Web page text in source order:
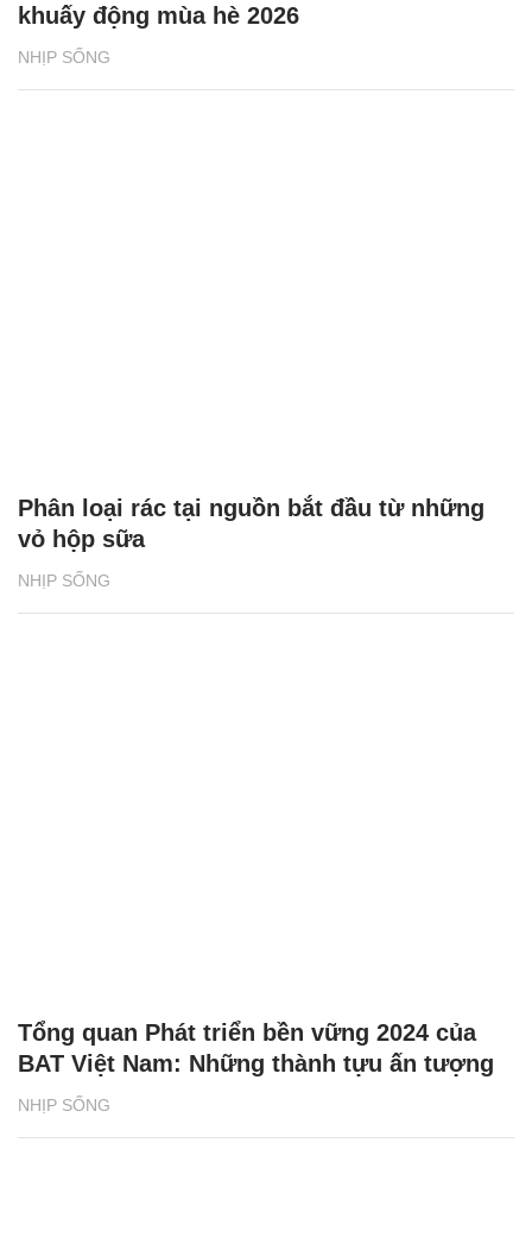
NHỊP SỐNG
khuấy động mùa hè 2026
NHỊP SỐNG
Phân loại rác tại nguồn bắt đầu từ những
vỏ hộp sữa
NHỊP SỐNG
Tổng quan Phát triển bền vững 2024 của
BAT Việt Nam: Những thành tựu ấn tượng